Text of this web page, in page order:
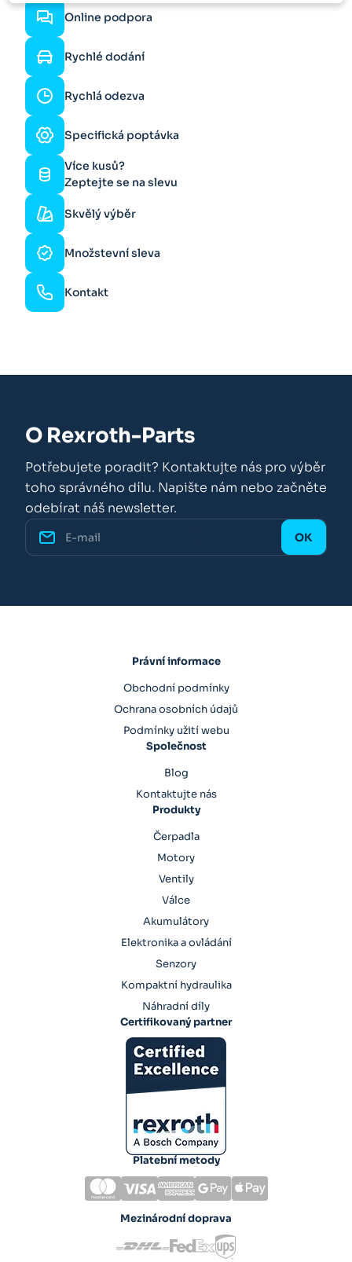
Online podpora
Rychlé dodání
Rychlá odezva
Specifická poptávka
Více kusů?
Zeptejte se na slevu
Skvělý výběr
Množstevní sleva
Kontakt
O Rexroth-Parts
Potřebujete poradit? Kontaktujte nás pro výběr
toho správného dílu. Napište nám nebo začněte
odebírat náš newsletter.
Právní informace
Obchodní podmínky
Ochrana osobních údajů
Podmínky užití webu
Společnost
Blog
Kontaktujte nás
Produkty
Čerpadla
Motory
Ventily
Válce
Akumulátory
Elektronika a ovládání
Senzory
Kompaktní hydraulika
Náhradní díly
Certifikovaný partner
Platební metody
Mezinárodní doprava